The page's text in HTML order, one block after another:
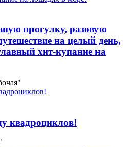
прогулку, разовую
на целый день,
хит-купание на
квадроциклов!